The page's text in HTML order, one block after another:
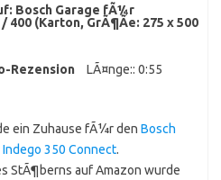
Bosch Garage fÃ¼r
(Karton, GrÃ¶Ãe: 275 x 500
Rezension
LÃ¤nge:: 0:55
ein Zuhause fÃ¼r den Bosch
350 Connect.
StÃ¶berns auf Amazon wurde